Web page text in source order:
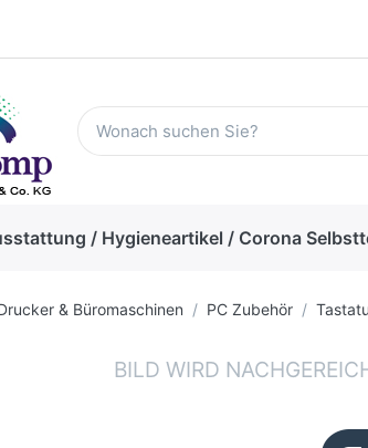
/ Hygieneartikel / Corona
& Büromaschinen PC Zubehör